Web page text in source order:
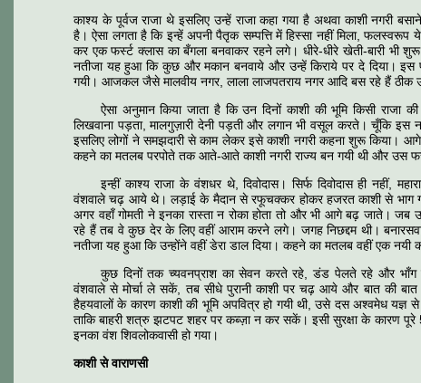
काश्य के पूर्वज राजा थे इसलिए उन्हें राजा कहा गया है अथवा काशी नगरी
है। ऐसा लगता है कि इन्हें अपनी पैतृक सम्पत्ति में हिस्सा नहीं मिला,
कर एक फर्स्ट क्लास का बँगला बनवाकर रहने लगे। धीरे-धीरे खेती-बारी भी
नतीजा यह हुआ कि कुछ और मकान बनवाये और उन्हें किराये पर दे दिया। इस
गयी। आजकल जैसे मालवीय नगर, लाला लाजपतराय नगर आदि बस रहे हैं ठीक
ऐसा अनुमान किया जाता है कि उन दिनों काशी की भूमि किसी राजा
लिखवाना पड़ता, मालगुज़ारी देनी पड़ती और लगान भी वसूल करते। चूँकि इस
इसलिए लोगों ने समझदारी से काम लेकर इसे काशी नगरी कहना शुरू किया।
कहने का मतलब परपोते तक आते-आते काशी नगरी राज्य बन गयी थी और उस
इन्हीं काश्य राजा के वंशधर थे, दिवोदास। सिर्फ दिवोदास ही नहीं,
वंशवाले चढ़ आये थे। लड़ाई के मैदान से रफूचक्कर होकर हजरत काशी से भाग
अगर वहाँ गोमती ने इनका रास्ता न रोका होता तो और भी आगे बढ़ जाते।
रहे हैं तब वे कुछ देर के लिए वहीं आराम करने लगे। जगह निछद्दम थी।
नतीजा यह हुआ कि उन्होंने वहीं डेरा डाल दिया। कहने का मतलब वहीं एक नयी
कुछ दिनों तक च्यवनप्राश का सेवन करते रहे, डंड पेलते रहे और
वंशवाले से मोर्चा ले सकें, तब सीधे पुरानी काशी पर चढ़ आये और बात की
हैहयवालों के कारण काशी की भूमि अपवित्र हो गयी थी, उसे दस अश्वमेध यज्ञ
ताकि बाहरी शत्रु झटपट शहर पर कब्ज़ा न कर सकें। इसी सुरक्षा के कारण पूरे
इनका वंश शिवलोकवासी हो गया।
काशी से वाराणसी